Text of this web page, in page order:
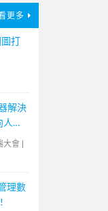
更多
打
解決
工
方
大會 |
理數